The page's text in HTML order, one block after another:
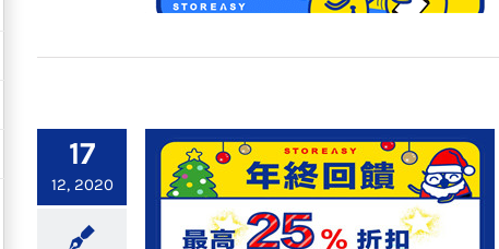
家
最新消息 案例分享
17
12, 2020